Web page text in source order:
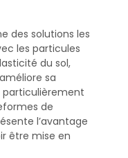
des solutions les
les particules
du sol,
sa
de
l’avantage
être mise en